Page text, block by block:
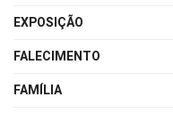
EXPOSIÇÃO
FALECIMENTO
FAMÍLIA